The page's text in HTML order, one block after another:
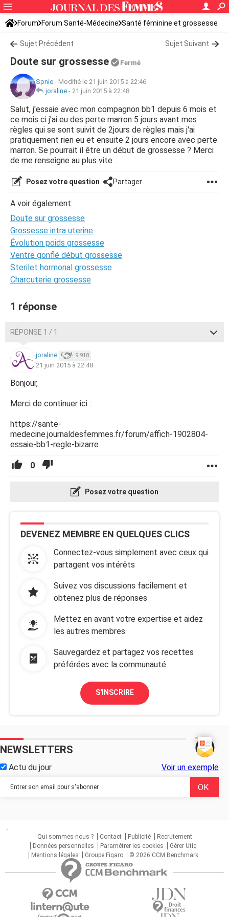
Forum Forum Santé-Médecine Santé féminine et grossesse
Sujet Précédent Sujet Suivant
Doute sur grossesse Fermé
Spnie - Modifié le 21 juin 2015 à 22:46
joraline - 21 juin 2015 à 22:48
Salut, j'essaie avec mon compagnon bb1 depuis 6 mois et
ce mois ci j'ai eu des perte marron 5 jours avant mes
règles qui se sont suivit de 2jours de règles mais j'ai
pratiquement rien eu et ensuite 2 jours encore avec perte
marron. Se pourrait il être un début de grossesse ? Merci
de me renseigne au plus vite .
Posez votre question Partager
A voir également:
Doute sur grossesse
Grossesse intra uterine
Évolution poids grossesse
Ventre gonflé début grossesse
Sterilet hormonal grossesse
Charcuterie grossesse
1 réponse
RÉPONSE 1 / 1
joraline 9 918
21 juin 2015 à 22:48
Bonjour,
Merci de continuer ici :
https://sante-
medecine.journaldesfemmes.fr/forum/affich-1902804-
essaie-bb1-regle-bizarre
0
Posez votre question
DEVENEZ MEMBRE EN QUELQUES CLICS
Connectez-vous simplement avec ceux qui
partagent vos intérêts
Suivez vos discussions facilement et
obtenez plus de réponses
Mettez en avant votre expertise et aidez
les autres membres
Sauvegardez et partagez vos recettes
préférées avec la communauté
S'INSCRIRE
NEWSLETTERS
Actu du jour Voir un exemple
...
Qui sommes-nous ?
Contact Publicité
Recrutement
Données personnelles
Paramétrer les cookies
Gérer Utiq
Mentions légales
Groupe Figaro © 2026 CCM Benchmark